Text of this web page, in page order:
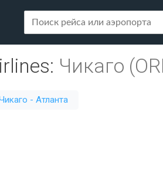
: Чикаго
- Атланта